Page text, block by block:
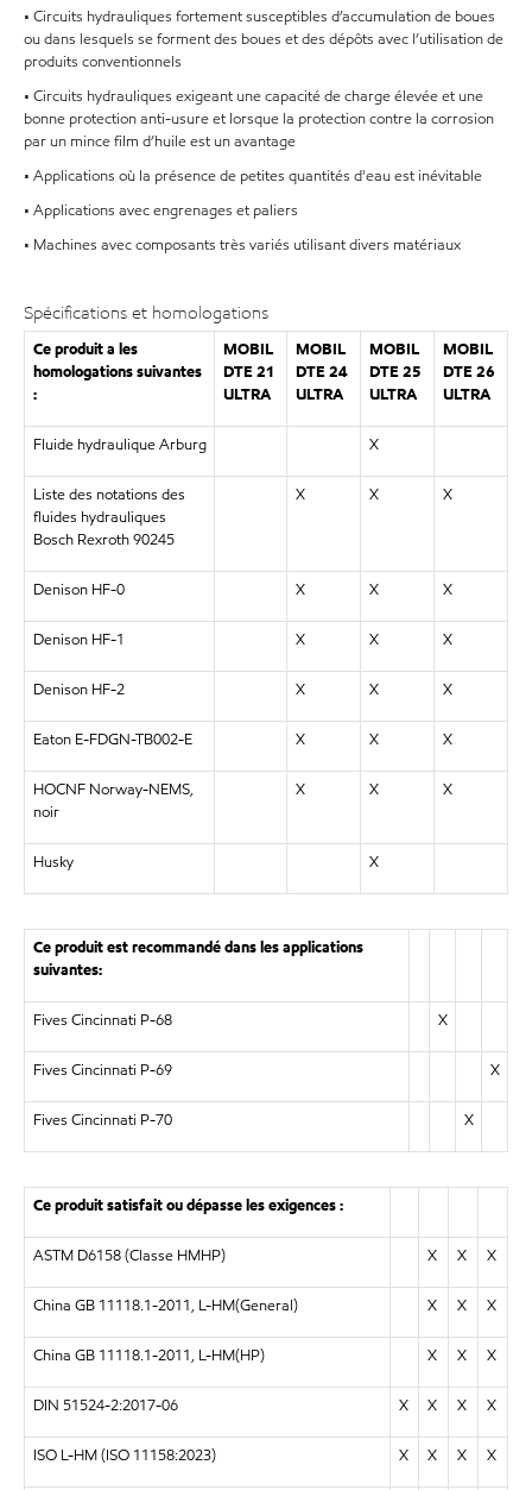
• Circuits hydrauliques fortement susceptibles d’accumulation de boues
ou dans lesquels se forment des boues et des dépôts avec l’utilisation de
produits conventionnels
• Circuits hydrauliques exigeant une capacité de charge élevée et une
bonne protection anti-usure et lorsque la protection contre la corrosion
par un mince film d’huile est un avantage
• Applications où la présence de petites quantités d'eau est inévitable
• Applications avec engrenages et paliers
• Machines avec composants très variés utilisant divers matériaux
Spécifications et homologations
Ce produit a les
homologations suivantes
:
MOBIL
DTE 21
ULTRA
MOBIL
DTE 24
ULTRA
MOBIL
DTE 25
ULTRA
MOBIL
DTE 26
ULTRA
Fluide hydraulique Arburg X
Liste des notations des
fluides hydrauliques
Bosch Rexroth 90245
X X X
Denison HF-0 X X X
Denison HF-1 X X X
Denison HF-2 X X X
Eaton E-FDGN-TB002-E X X X
HOCNF Norway-NEMS,
noir
X X X
Husky X
Ce produit est recommandé dans les applications
suivantes:
Fives Cincinnati P-68 X
Fives Cincinnati P-69 X
Fives Cincinnati P-70 X
Ce produit satisfait ou dépasse les exigences :
ASTM D6158 (Classe HMHP) X X X
China GB 11118.1-2011, L-HM(General) X X X
China GB 11118.1-2011, L-HM(HP) X X X
DIN 51524-2:2017-06 X X X X
ISO L-HM (ISO 11158:2023) X X X X